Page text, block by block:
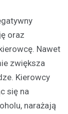
oraz
Nawet
zwiększa
Kierowcy
się na
narażają